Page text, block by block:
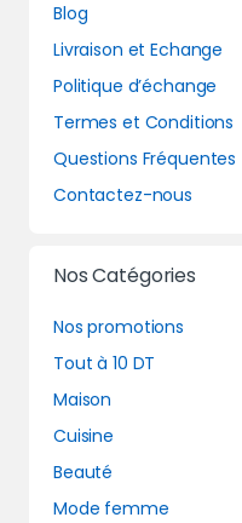
Blog
Livraison et Echange
Politique d’échange
Termes et Conditions
Questions Fréquentes
Contactez-nous
Nos Catégories
Nos promotions
Tout à 10 DT
Maison
Cuisine
Beauté
Mode femme